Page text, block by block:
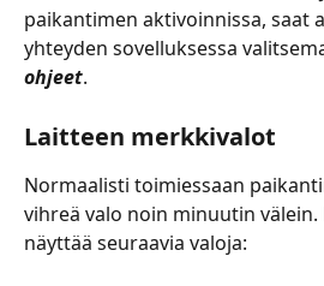
paikantimen aktivoinnissa, saat
yhteyden sovelluksessa
ohjeet.
Laitteen merkkivalot
Normaalisti toimiessaan
vihreä valo noin minuutin välein.
näyttää seuraavia valoja: